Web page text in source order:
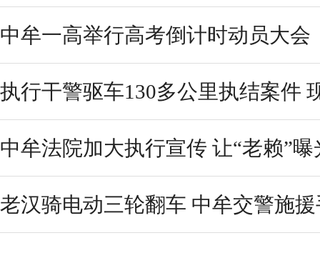
中牟一高举行高考倒计时动员大会
执行干警驱车130多公里执结案件
中牟法院加大执行宣传 让“老赖”
老汉骑电动三轮翻车 中牟交警施